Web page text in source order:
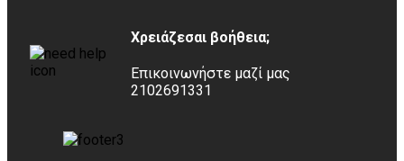
Χρειάζεσαι βοήθεια;
Επικοινωνήστε μαζί μας
2102691331